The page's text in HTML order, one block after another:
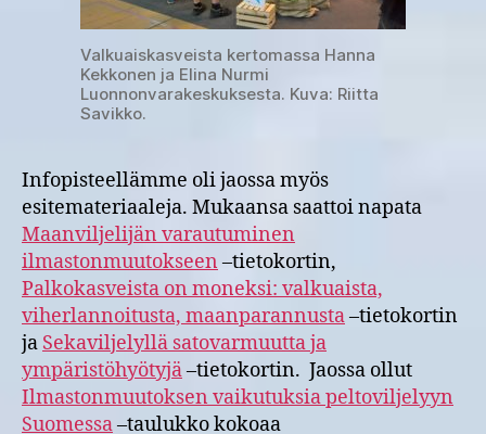
Valkuaiskasveista kertomassa Hanna
Kekkonen ja Elina Nurmi
Luonnonvarakeskuksesta. Kuva: Riitta
Savikko.
Infopisteellämme oli jaossa myös
esitemateriaaleja. Mukaansa saattoi napata
Maanviljelijän varautuminen
ilmastonmuutokseen–tietokortin,
Palkokasveista on moneksi: valkuaista,
viherlannoitusta, maanparannusta–tietokortin
ja Sekaviljelyllä satovarmuutta ja
ympäristöhyötyjä–tietokortin. Jaossa ollut
Ilmastonmuutoksen vaikutuksia peltoviljelyyn
Suomessa–taulukko kokoaa